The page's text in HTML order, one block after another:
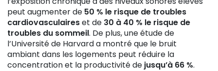
peut augmenter de 50 % le risque de troubles
cardiovasculaireset de 30 à 40 % le risque de
troubles du sommeil. De plus, une étude de
l’Université de Harvard a montré que le bruit
ambiant dans les logements peut réduire la
concentration et la productivité de jusqu’à 66 %.